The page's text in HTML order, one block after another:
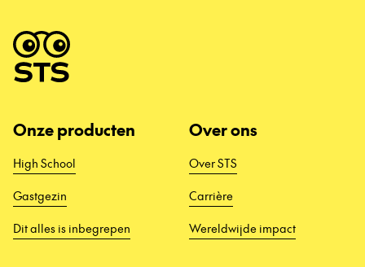
Onze producten
High School
Gastgezin
Dit alles is inbegrepen
Over ons
Over STS
Carrière
Wereldwijde impact